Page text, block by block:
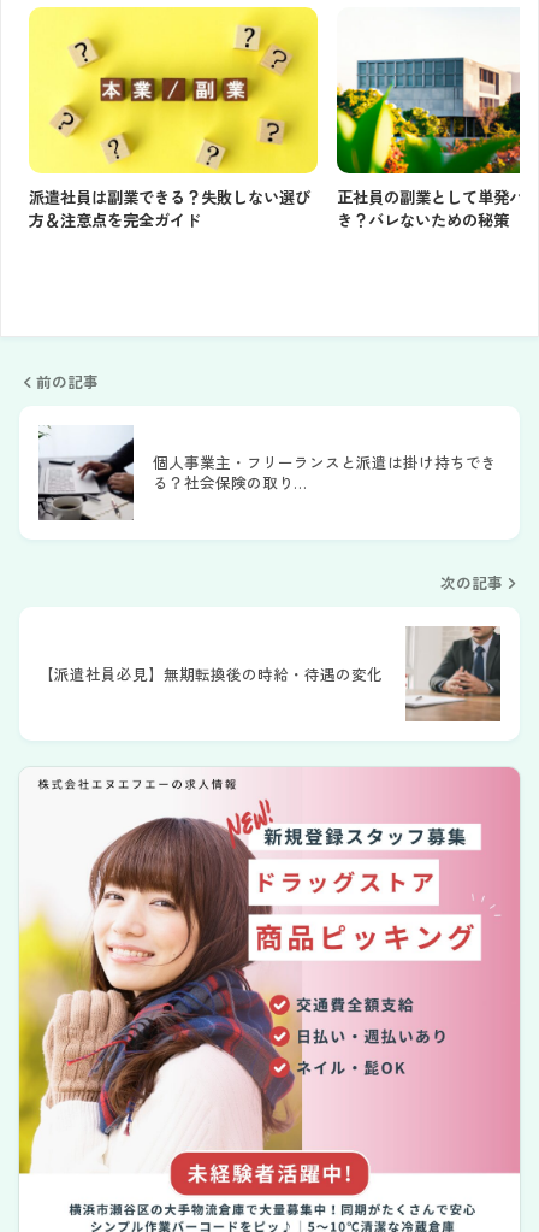
派遣社員は副業できる？失敗しない選び
方＆注意点を完全ガイド
正社員の副業として単発バ
き？バレないための秘策
前の記事
個人事業主・フリーランスと派遣は掛け持ちでき
る？社会保険の取り…
次の記事
【派遣社員必見】無期転換後の時給・待遇の変化